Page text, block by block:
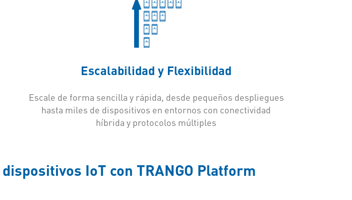
Escalabilidad y Flexibilidad
Escale de forma sencilla y rápida, desde pequeños despliegues
hasta miles de dispositivos en entornos con conectividad
híbrida y protocolos múltiples
IoT con TRANGO Platform